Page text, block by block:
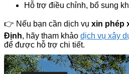
Hỗ trợ điều chỉnh, bổ sung
👉 Nếu bạn cần dịch vụ xin phép
Định, hãy tham khảo dịch vụ xây
để được hỗ trợ chi tiết.